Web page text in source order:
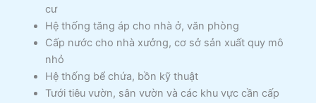
cư
Hệ thống tăng áp cho nhà ở, văn phòng
Cấp nước cho nhà xưởng, cơ sở sản xuất quy mô
nhỏ
Hệ thống bể chứa, bồn kỹ thuật
Tưới tiêu vườn, sân vườn và các khu vực cần cấp